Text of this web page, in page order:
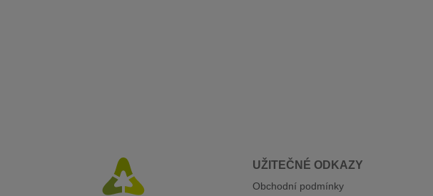
UŽITEČNÉ ODKAZY
Obchodní podmínky